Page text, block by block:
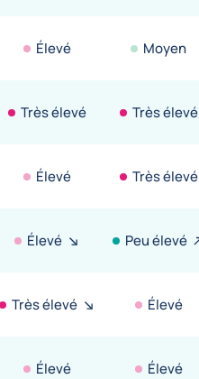
Élevé Moyen
Très élevé Très élevé
Élevé Très élevé
Élevé Peu élevé
Très élevé Élevé
Élevé Élevé